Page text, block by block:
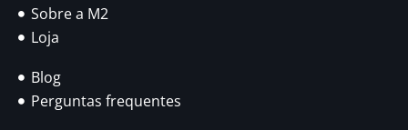
Sobre a M2
Loja
Blog
Perguntas frequentes